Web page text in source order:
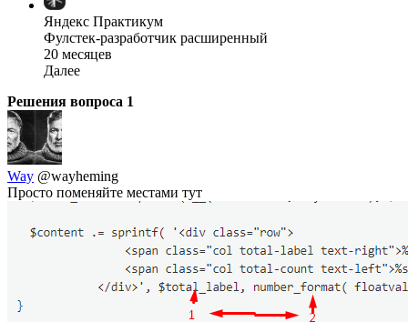
Яндекс Практикум
Фулстек-разработчик расширенный
20 месяцев
Далее
Решения вопроса 1
Way @wayheming
Просто поменяйте местами тут